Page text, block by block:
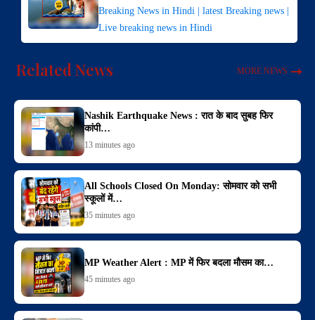
Breaking News in Hindi | latest Breaking news |
Live breaking news in Hindi
Related News MORE NEWS
Nashik Earthquake News : रात के बाद सुबह फिर
कांपी…
13 minutes ago
All Schools Closed On Monday: सोमवार को सभी
स्कूलों में…
35 minutes ago
MP Weather Alert : MP में फिर बदला मौसम का…
45 minutes ago